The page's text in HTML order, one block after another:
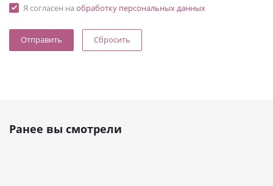
Я согласен на обработку персональных данных
Сбросить
Ранее вы смотрели